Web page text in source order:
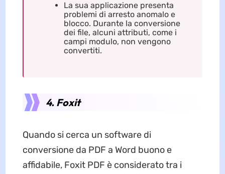
La sua applicazione presenta
problemi di arresto anomalo e
blocco. Durante la conversione
dei file, alcuni attributi, come i
campi modulo, non vengono
convertiti.
4. Foxit
Quando si cerca un software di
conversione da PDF a Word buono e
affidabile, Foxit PDF è considerato tra i